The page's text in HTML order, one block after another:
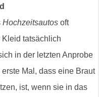
Hochzeitsautos oft
Kleid tatsächlich
in der letzten Anprobe
Mal, dass eine Braut
ist, wenn sie in das